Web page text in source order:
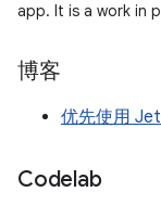
app. It is a work in
博客
优先使用
Codelab